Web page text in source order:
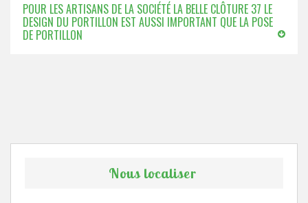
POUR LES ARTISANS DE LA SOCIÉTÉ LA BELLE CLÔTURE 37 LE
DESIGN DU PORTILLON EST AUSSI IMPORTANT QUE LA POSE
DE PORTILLON
Nous localiser